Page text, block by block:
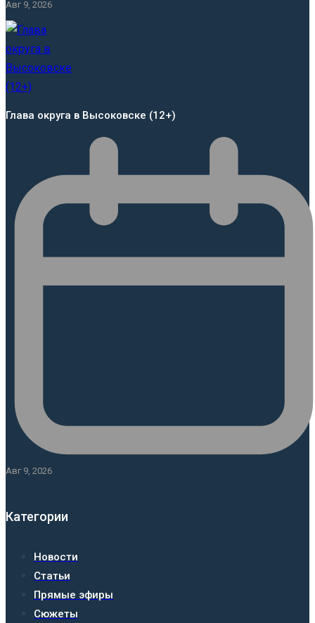
Авг 9, 2026
Глава округа в Высоковске (12+)
Авг 9, 2026
Категории
Новости
Статьи
Прямые эфиры
Сюжеты